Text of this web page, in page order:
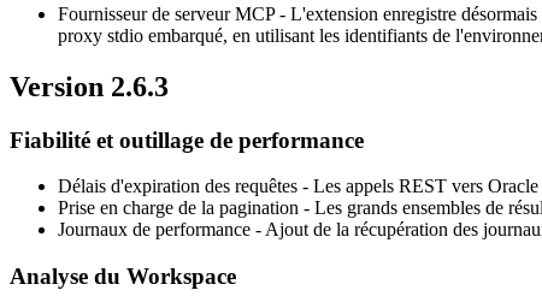
Fournisseur de serveur MCP- L'extension enregistre
proxy stdio embarqué, en utilisant les identifiants de
Version 2.6.3
Fiabilité et outillage de performance
Délais d'expiration des requêtes - Les appels REST vers
Prise en charge de la pagination - Les grands ensembles de
Journaux de performance - Ajout de la récupération des
Analyse du Workspace